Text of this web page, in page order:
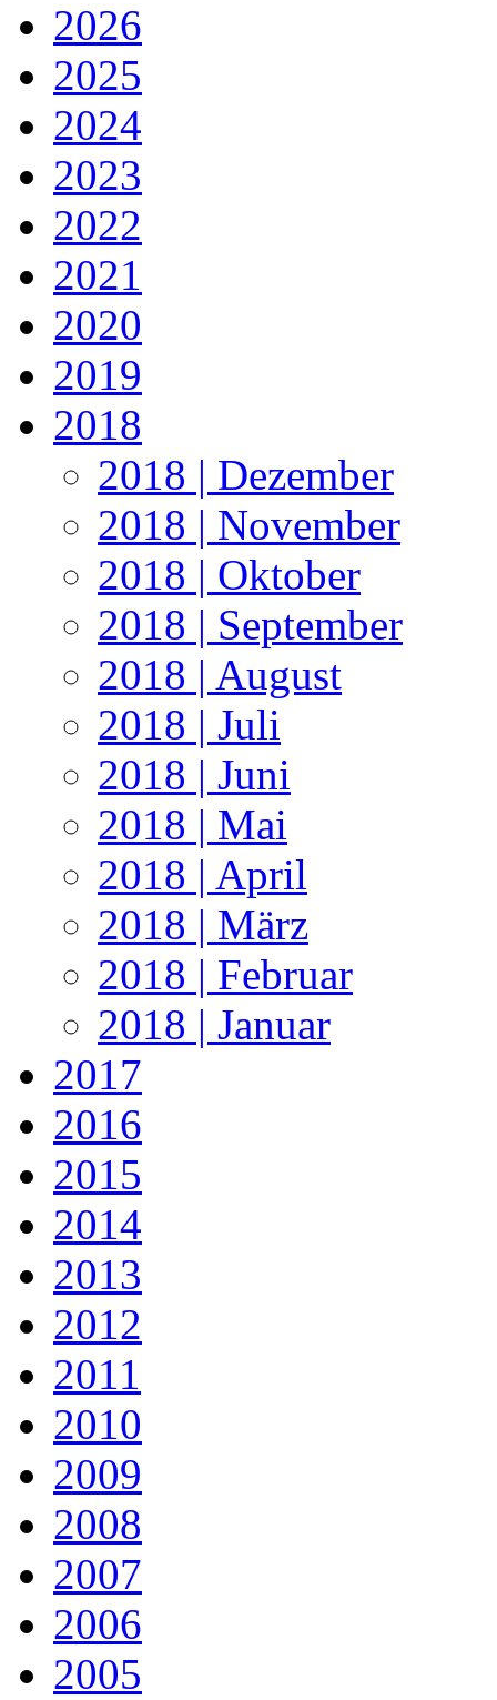
2026
2025
2024
2023
2022
2021
2020
2019
2018
2018 | Dezember
2018 | November
2018 | Oktober
2018 | September
2018 | August
2018 | Juli
2018 | Juni
2018 | Mai
2018 | April
2018 | März
2018 | Februar
2018 | Januar
2017
2016
2015
2014
2013
2012
2011
2010
2009
2008
2007
2006
2005